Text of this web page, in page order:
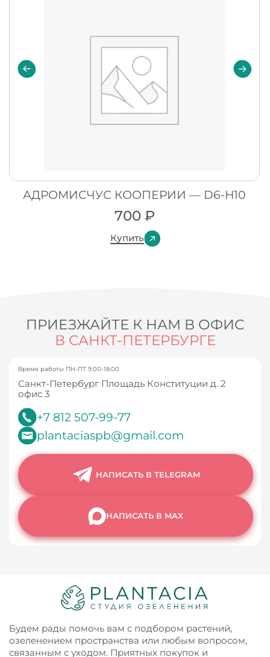
АДРОМИСЧУС КООПЕРИИ — D6-H10
700 ₽
Купить
ПРИЕЗЖАЙТЕ К НАМ В ОФИС
В САНКТ-ПЕТЕРБУРГЕ
Время работы ПН-ПТ 9.00-18.00
Санкт-Петербург Площадь Конституции д. 2
офис 3
+7 812 507-99-77
plantaciaspb@gmail.com
НАПИСАТЬ В TELEGRAM
НАПИСАТЬ В MAX
Будем рады помочь вам с подбором растений,
озеленением пространства или любым вопросом,
связанным с уходом. Приятных покупок и